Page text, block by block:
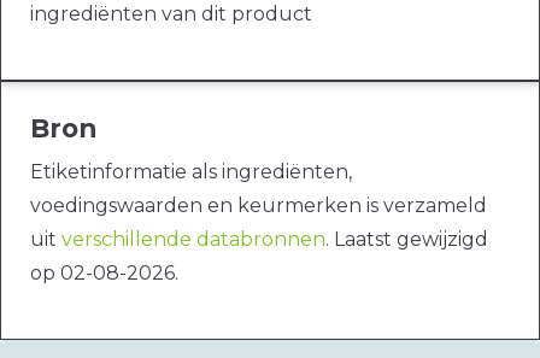
ingrediënten van dit product
Bron
Etiketinformatie als ingrediënten,
voedingswaarden en keurmerken is verzameld
uit verschillende databronnen. Laatst gewijzigd
op 02-08-2026.